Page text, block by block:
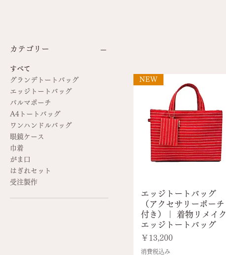
カテゴリー
すべて
グランデトートバッグ
エッジトートバッグ
パルマポーチ
A4トートバッグ
ワンハンドルバッグ
眼鏡ケース
巾着
がま口
はぎれセット
受注製作
NEW
エッジトートバッグ
（アクセサリーポーチ
付き）｜ 着物リメイク
エッジトートバッグ
価格
￥13,200
消費税込み